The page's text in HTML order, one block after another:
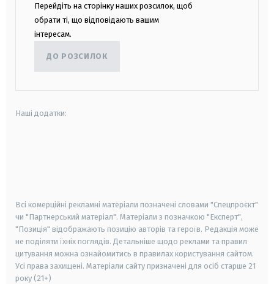
Перейдіть на сторінку наших розсилок, щоб
обрати ті, що відповідають вашим
інтересам.
ДО РОЗСИЛОК
Наші додатки:
Всі комерційні рекламні матеріали позначені словами "Спецпроєкт"
чи "Партнерський матеріал". Матеріали з позначкою "Експерт",
"Позиція" відображають позицію авторів та героїв. Редакція може
не поділяти їхніх поглядів. Детальніше щодо реклами та правил
цитування можна ознайомитись в правилах користування сайтом.
Усі права захищені. Матеріали сайту призначені для осіб старше 21
року (21+)